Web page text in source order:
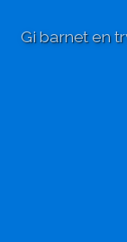
Gi barnet en